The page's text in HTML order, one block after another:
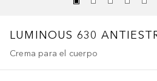
LUMINOUS 630
Crema para el cuerpo